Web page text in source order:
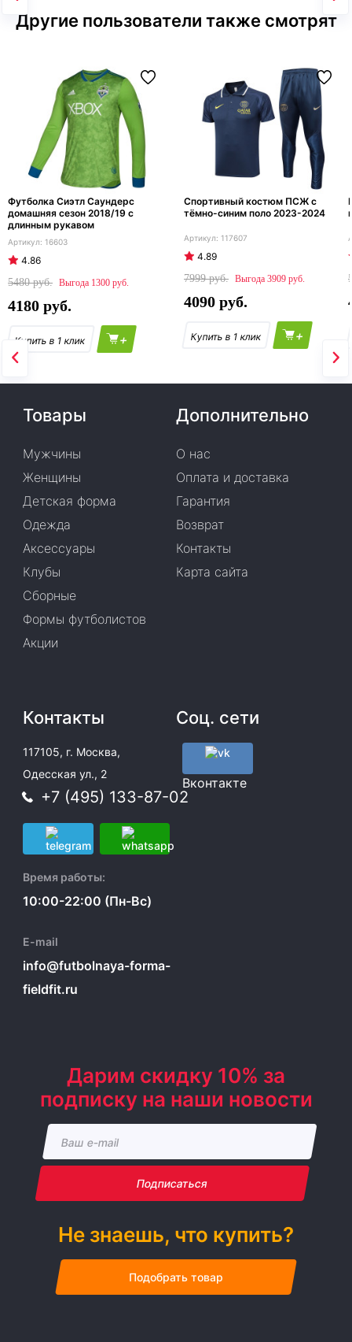
Другие пользователи также смотрят
Футболка Сиэтл Саундерс
домашняя сезон 2018/19 с
длинным рукавом
16603
4.86
5480
1300
4180
+
Спортивный костюм ПСЖ с
тёмно-синим поло 2023-2024
117607
4.89
7999
3909
4090
+
Товары
Мужчины
Женщины
Детская форма
Одежда
Аксессуары
Клубы
Сборные
Формы футболистов
Акции
Дополнительно
О нас
Оплата и доставка
Гарантия
Возврат
Контакты
Карта сайта
Контакты
117105, г. Москва,
Одесская ул., 2
+7 (495) 133-87-02
Время работы:
10:00-22:00 (Пн-Вс)
E-mail
info@futbolnaya-forma-
fieldfit.ru
Соц. сети
Вконтакте
Дарим скидку 10% за
подписку на наши новости
Подписаться
Не знаешь, что купить?
Подобрать товар